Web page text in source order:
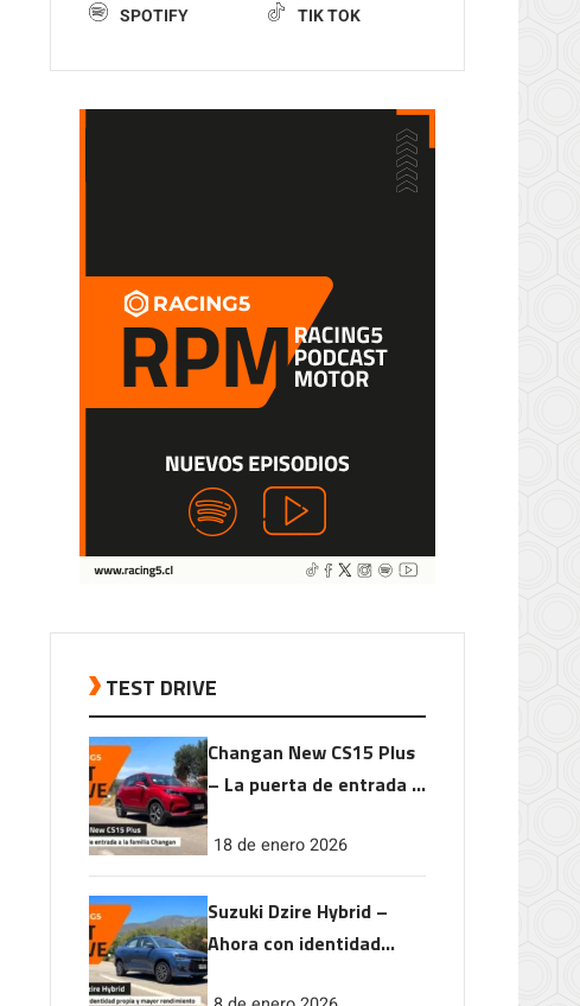
SPOTIFY TIK TOK
TEST DRIVE
Changan New CS15 Plus
– La puerta de entrada a
18 de enero 2026
Suzuki Dzire Hybrid –
Ahora con identidad